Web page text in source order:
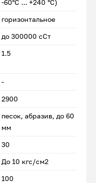
-60°С ... +240 °С)
горизонтальное
до 300000 сСт
1.5
-
2900
песок, абразив, до 60
мм
30
До 10 кгс/см2
100